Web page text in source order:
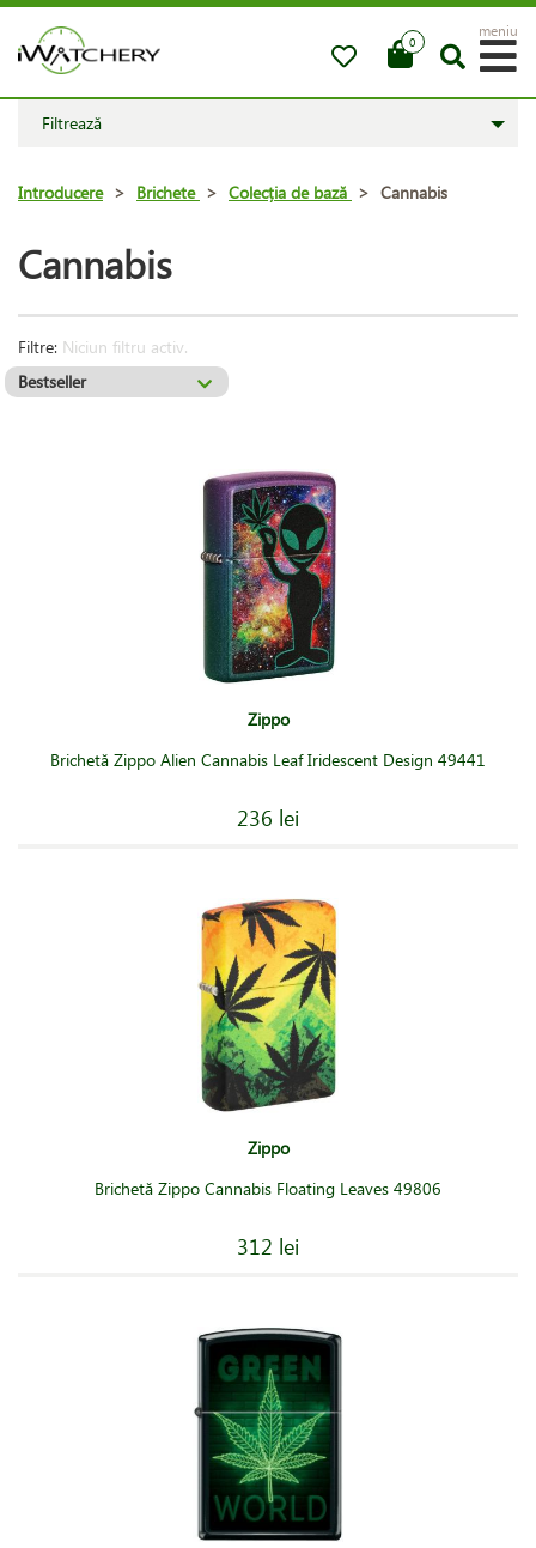
0
meniu
Filtrează
Introducere > Brichete > Colecția de bază > Cannabis
Cannabis
Filtre: Niciun filtru activ.
Zippo
Brichetă Zippo Alien Cannabis Leaf Iridescent Design 49441
236 lei
Zippo
Brichetă Zippo Cannabis Floating Leaves 49806
312 lei